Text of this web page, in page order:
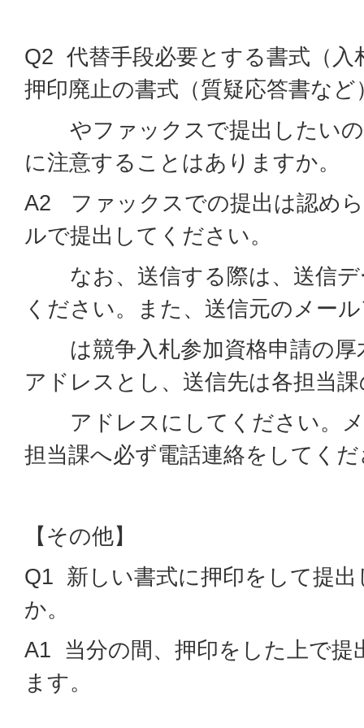
Q2 代替手段必要とする書式（入
押印廃止の書式（質疑応答書な
やファックスで提出したいの
に注意することはありますか。
A2 ファックスでの提出は認め
ルで提出してください。
なお、送信する際は、送信デ
ください。また、送信元のメー
は競争入札参加資格申請の厚
アドレスとし、送信先は各担当
アドレスにしてください。メ
担当課へ必ず電話連絡をしてく
【その他】
Q1 新しい書式に押印をして提
か。
A1 当分の間、押印をした上で提
ます。